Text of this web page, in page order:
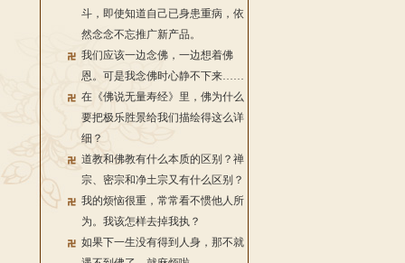
斗，即使知道自己已身患重病，依
然念念不忘推广新产品。
我们应该一边念佛，一边想着佛
恩。可是我念佛时心静不下来……
在《佛说无量寿经》里，佛为什么
要把极乐胜景给我们描绘得这么详
细？
道教和佛教有什么本质的区别？禅
宗、密宗和净土宗又有什么区别？
我的烦恼很重，常常看不惯他人所
为。我该怎样去掉我执？
如果下一生没有得到人身，那不就